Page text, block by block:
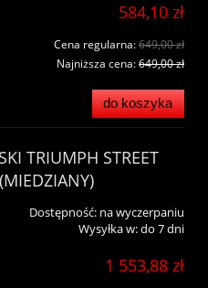
584,10 zł
Cena regularna:649,00 zł
Najniższa cena:649,00 zł
do koszyka
TRIUMPH STREET
Dostępność: na wyczerpaniu
Wysyłka w:do 7 dni
1 553,88 zł